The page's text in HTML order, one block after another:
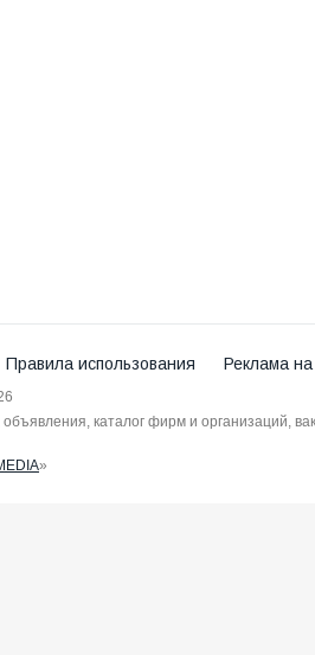
Правила использования Реклама
каталог фирм и организаций,
»